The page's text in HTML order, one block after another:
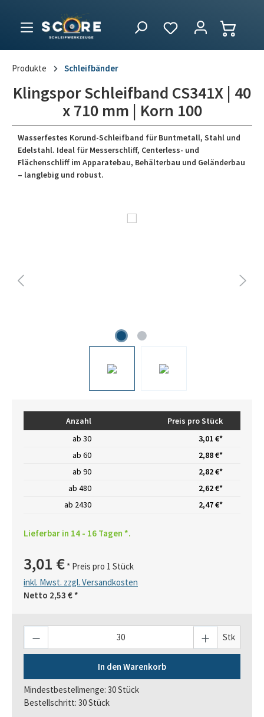
Produkte Schleifbänder
Klingspor Schleifband CS341X | 40
x 710 mm | Korn 100
Wasserfestes Korund-Schleifband für Buntmetall, Stahl und
Edelstahl. Ideal für Messerschliff, Centerless- und
Flächenschliff im Apparatebau, Behälterbau und Geländerbau
– langlebig und robust.
Anzahl
Preis pro Stück
ab 30
3,01 €*
ab 60
2,88 €*
ab 90
2,82 €*
ab 480
2,62 €*
ab 2430 2,47 €*
Lieferbar in 14 - 16 Tagen *.
3,01 € * Preis pro 1 Stück
inkl. Mwst. zzgl. Versandkosten
Netto 2,53 € *
Stk
In den Warenkorb
Mindestbestellmenge: 30 Stück
Bestellschritt: 30 Stück